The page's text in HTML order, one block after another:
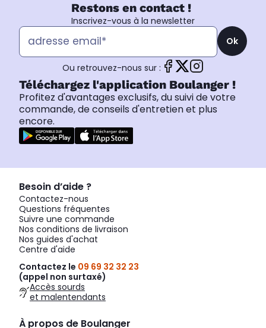
Restons en contact !
Inscrivez-vous à la newsletter
Ok
Ou retrouvez-nous sur :
Téléchargez l'application Boulanger !
Profitez d'avantages exclusifs, du suivi de votre
commande, de conseils d'entretien et plus
encore.
Besoin d’aide ?
Contactez-nous
Questions fréquentes
Suivre une commande
Nos conditions de livraison
Nos guides d'achat
Centre d'aide
Contactez le 09 69 32 32 23
(appel non surtaxé)
Accès sourds
et malentendants
À propos de Boulanger